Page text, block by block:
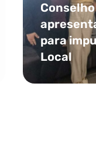
para
Local